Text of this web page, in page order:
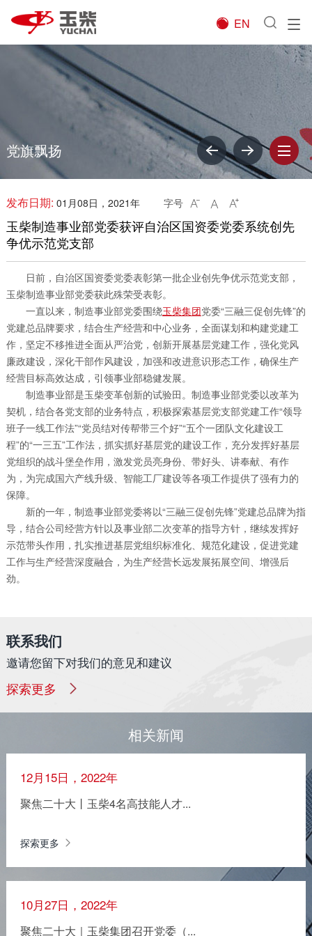

EN
党旗飘扬
发布日期: 01月08日，2021年 字号   
玉柴制造事业部党委获评自治区国资委党委系统创先
争优示范党支部
日前，自治区国资委党委表彰第一批企业创先争优示范党支部，
玉柴制造事业部党委获此殊荣受表彰。
一直以来，制造事业部党委围绕玉柴集团党委“三融三促创先锋”的
党建总品牌要求，结合生产经营和中心业务，全面谋划和构建党建工
作，坚定不移推进全面从严治党，创新开展基层党建工作，强化党风
廉政建设，深化干部作风建设，加强和改进意识形态工作，确保生产
经营目标高效达成，引领事业部稳健发展。
制造事业部是玉柴变革创新的试验田。制造事业部党委以改革为
契机，结合各党支部的业务特点，积极探索基层党支部党建工作“领导
班子一线工作法”“党员结对传帮带三个好”“五个一团队文化建设工
程”的“一三五”工作法，抓实抓好基层党的建设工作，充分发挥好基层
党组织的战斗堡垒作用，激发党员亮身份、带好头、讲奉献、有作
为，为完成国六产线升级、智能工厂建设等各项工作提供了强有力的
保障。
新的一年，制造事业部党委将以“三融三促创先锋”党建总品牌为指
导，结合公司经营方针以及事业部二次变革的指导方针，继续发挥好
示范带头作用，扎实推进基层党组织标准化、规范化建设，促进党建
工作与生产经营深度融合，为生产经营长远发展拓展空间、增强后
劲。
联系我们
邀请您留下对我们的意见和建议
探索更多
相关新闻
12月15日，2022年
聚焦二十大丨玉柴4名高技能人才...
探索更多
10月27日，2022年
聚焦二十大｜玉柴集团召开党委（...